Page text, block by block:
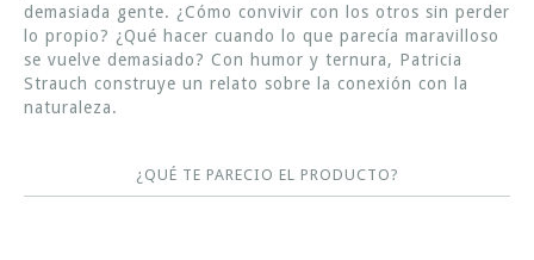
demasiada gente. ¿Cómo convivir con los otros sin perder
lo propio? ¿Qué hacer cuando lo que parecía maravilloso
se vuelve demasiado? Con humor y ternura, Patricia
Strauch construye un relato sobre la conexión con la
naturaleza.
¿QUÉ TE PARECIO EL PRODUCTO?